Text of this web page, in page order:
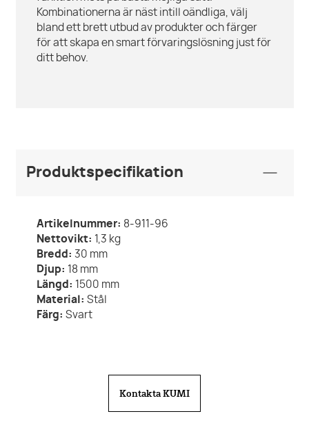
Kombinationerna är näst intill oändliga, välj
bland ett brett utbud av produkter och färger
för att skapa en smart förvaringslösning just för
ditt behov.
Produktspecifikation
Artikelnummer: 8-911-96
Nettovikt: 1,3 kg
Bredd: 30 mm
Djup: 18 mm
Längd: 1500 mm
Material: Stål
Färg: Svart
Kontakta KUMI